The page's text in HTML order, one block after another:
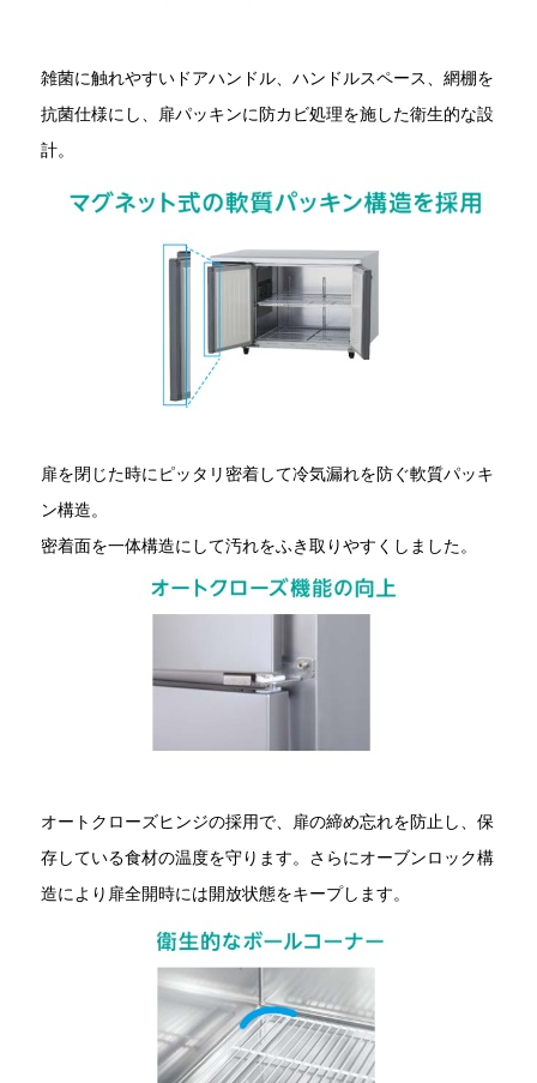
雑菌に触れやすいドアハンドル、ハンドルスペース、網棚を
抗菌仕様にし、扉パッキンに防カビ処理を施した衛生的な設
計。
扉を閉じた時にピッタリ密着して冷気漏れを防ぐ軟質パッキ
ン構造。
密着面を一体構造にして汚れをふき取りやすくしました。
オートクローズヒンジの採用で、扉の締め忘れを防止し、保
存している食材の温度を守ります。さらにオーブンロック構
造により扉全開時には開放状態をキープします。